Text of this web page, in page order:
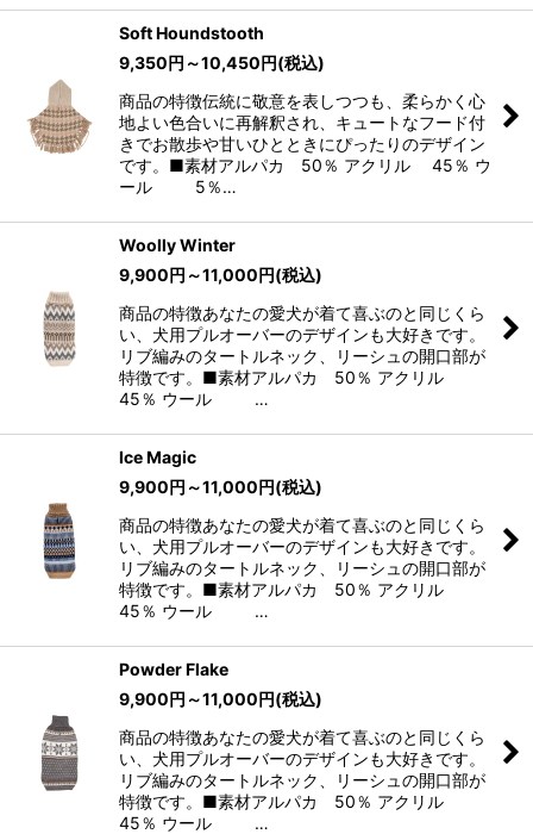
Soft Houndstooth
9,350円 ～10,450円(税込)
商品の特徴伝統に敬意を表しつつも、柔らかく心
地よい色合いに再解釈され、キュートなフード付
きでお散歩や甘いひとときにぴったりのデザイン
です。■素材アルパカ 50％ アクリル 45％ ウ
ール 5％…
Woolly Winter
9,900円 ～11,000円(税込)
商品の特徴あなたの愛犬が着て喜ぶのと同じくら
い、犬用プルオーバーのデザインも大好きです。
リブ編みのタートルネック、リーシュの開口部が
特徴です。■素材アルパカ 50％ アクリル
45％ ウール …
Ice Magic
9,900円 ～11,000円(税込)
商品の特徴あなたの愛犬が着て喜ぶのと同じくら
い、犬用プルオーバーのデザインも大好きです。
リブ編みのタートルネック、リーシュの開口部が
特徴です。■素材アルパカ 50％ アクリル
45％ ウール …
Powder Flake
9,900円 ～11,000円(税込)
商品の特徴あなたの愛犬が着て喜ぶのと同じくら
い、犬用プルオーバーのデザインも大好きです。
リブ編みのタートルネック、リーシュの開口部が
特徴です。■素材アルパカ 50％ アクリル
45％ ウール …